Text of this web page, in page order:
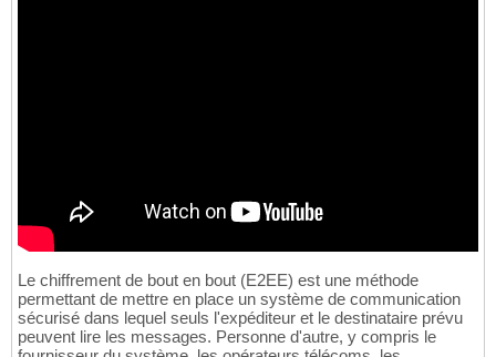
Le chiffrement de bout en bout (E2EE) est une méthode
permettant de mettre en place un système de communication
sécurisé dans lequel seuls l'expéditeur et le destinataire prévu
peuvent lire les messages. Personne d'autre, y compris le